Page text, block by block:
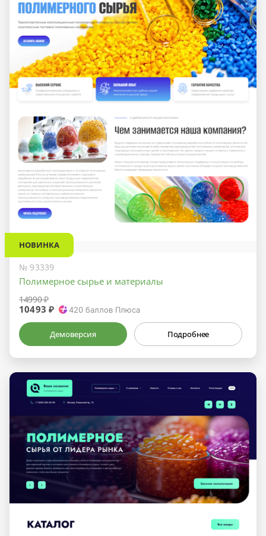
НОВИНКА
№ 93339
Полимерное сырье и материалы
14990 ₽
10493 ₽ 420 баллов Плюса
Демоверсия Подробнее